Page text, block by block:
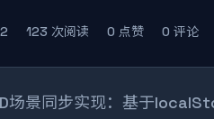
123 次阅读 0 点赞 0 评论
场景同步实现：基于